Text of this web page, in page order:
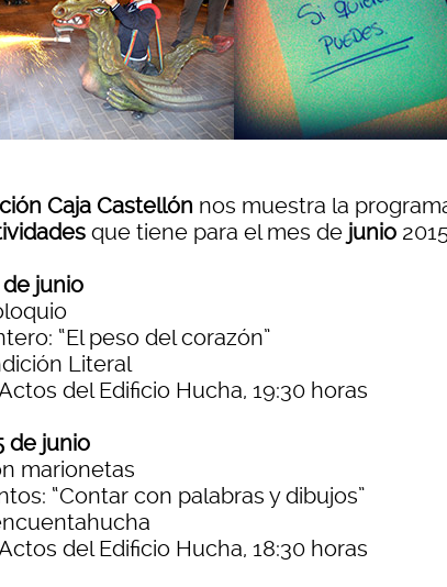
Caja Castellón nos muestra la
que tiene para el mes de junio
junio
“El peso del corazón”
Literal
del Edificio Hucha, 19:30 horas
de junio
marionetas
“Contar con palabras y dibujos”
del Edificio Hucha, 18:30 horas